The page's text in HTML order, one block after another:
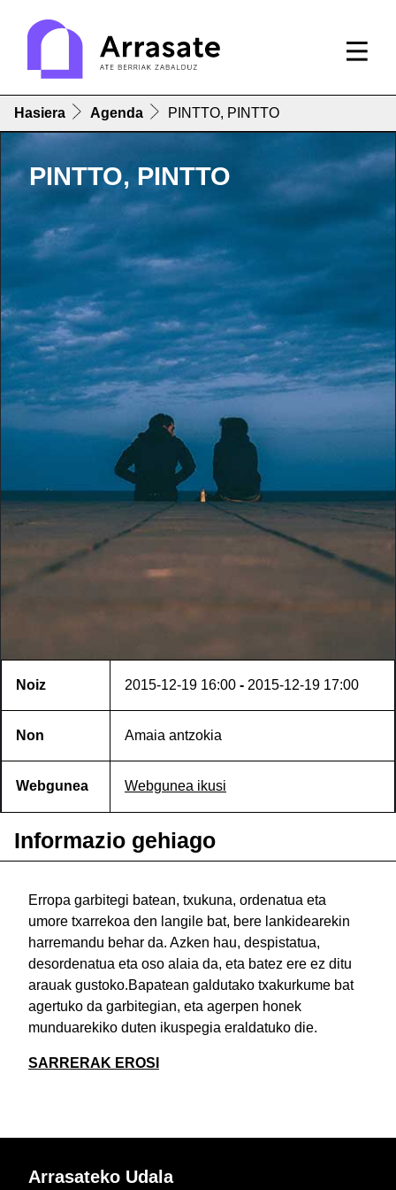
Hasiera Agenda PINTTO, PINTTO
PINTTO, PINTTO
Noiz 2015-12-19 16:00 - 2015-12-19 17:00
Non Amaia antzokia
Webgunea Webgunea ikusi
Informazio gehiago
Erropa garbitegi batean, txukuna, ordenatua eta
umore txarrekoa den langile bat, bere lankidearekin
harremandu behar da. Azken hau, despistatua,
desordenatua eta oso alaia da, eta batez ere ez ditu
arauak gustoko.Bapatean galdutako txakurkume bat
agertuko da garbitegian, eta agerpen honek
munduarekiko duten ikuspegia eraldatuko die.
SARRERAK EROSI
Arrasateko Udala